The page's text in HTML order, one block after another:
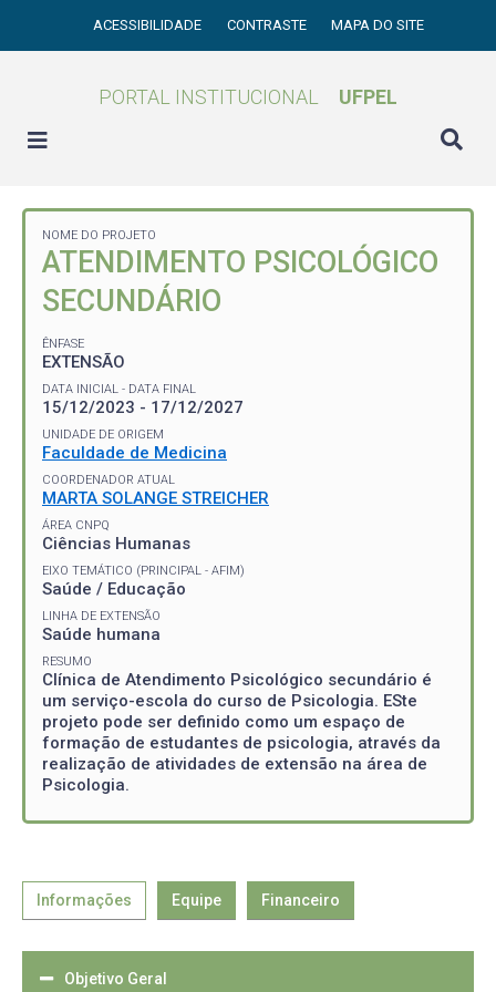
ACESSIBILIDADE CONTRASTE MAPA DO SITE
PORTAL INSTITUCIONAL UFPEL
NOME DO PROJETO
ATENDIMENTO PSICOLÓGICO
SECUNDÁRIO
ÊNFASE
EXTENSÃO
DATA INICIAL - DATA FINAL
15/12/2023 - 17/12/2027
UNIDADE DE ORIGEM
Faculdade de Medicina
COORDENADOR ATUAL
MARTA SOLANGE STREICHER
ÁREA CNPQ
Ciências Humanas
EIXO TEMÁTICO (PRINCIPAL - AFIM)
Saúde / Educação
LINHA DE EXTENSÃO
Saúde humana
RESUMO
Clínica de Atendimento Psicológico secundário é
um serviço-escola do curso de Psicologia. ESte
projeto pode ser definido como um espaço de
formação de estudantes de psicologia, através da
realização de atividades de extensão na área de
Psicologia.
Informações Equipe Financeiro
Objetivo Geral